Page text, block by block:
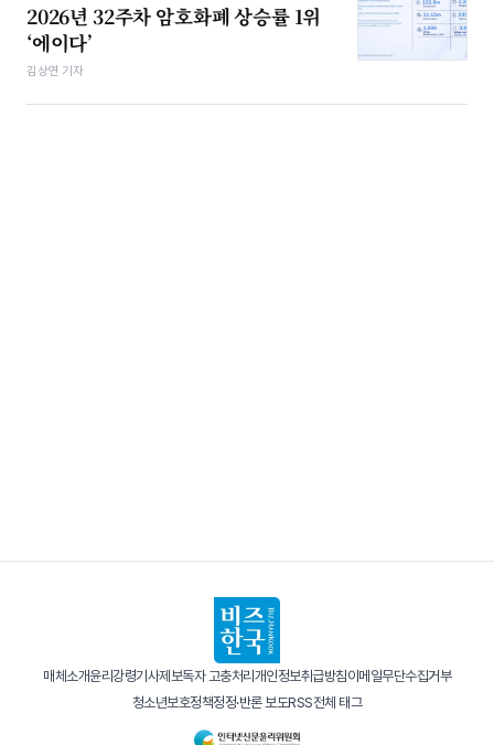
2026년 32주차 암호화폐 상승률 1위
‘에이다’
김상연 기자
매체소개윤리강령기사제보독자 고충처리 개인정보취급방침이메일무단수집거부
청소년보호정책정정·반론 보도RSS전체 태그